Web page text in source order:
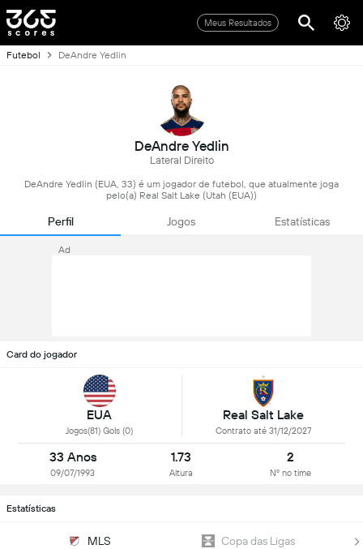
Meus Resultados
Futebol DeAndre Yedlin
DeAndre Yedlin
Lateral Direito
DeAndre Yedlin (EUA, 33) é um jogador de futebol, que atualmente joga
pelo(a) Real Salt Lake (Utah (EUA))
Perfil Jogos Estatísticas
Ad
Card do jogador
EUA
Jogos(81) Gols (0)
Real Salt Lake
Contrato até 31/12/2027
33 Anos
09/07/1993
1.73
Altura
2
Nº no time
Estatísticas
MLS Copa das Ligas